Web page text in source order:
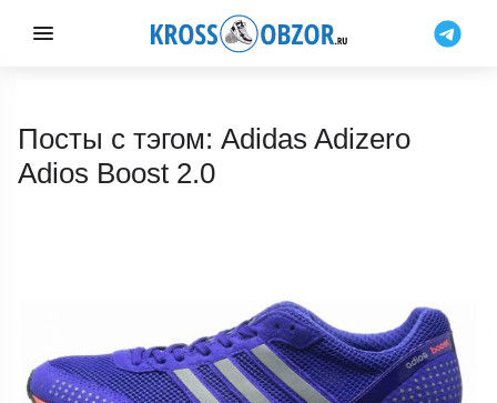
Посты с тэгом: Adidas Adizero
Adios Boost 2.0